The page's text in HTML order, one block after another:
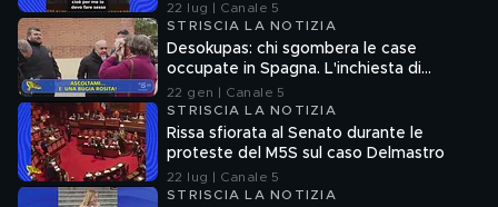
22 lug | Canale 5
STRISCIA LA NOTIZIA
Desokupas: chi sgombera le case
occupate in Spagna. L'inchiesta di
Francesco Mazza
22 gen | Canale 5
STRISCIA LA NOTIZIA
Rissa sfiorata al Senato durante le
proteste del M5S sul caso Delmastro
22 lug | Canale 5
STRISCIA LA NOTIZIA